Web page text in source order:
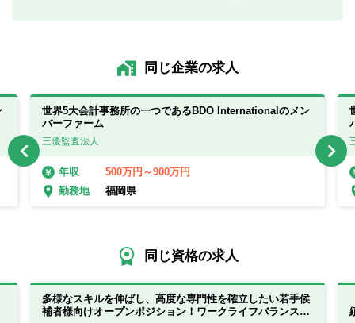
同じ企業の求人
世界5大会計事務所の一つであるBDO Internationalのメン
バーファーム
三優監査法人
年収
500万円～900万円
勤務地
福岡県
同じ資格の求人
多様なスキルを伸ばし、高度な専門性を確立したい若手候
補者様向けオープンポジション！ワークライフバランスも